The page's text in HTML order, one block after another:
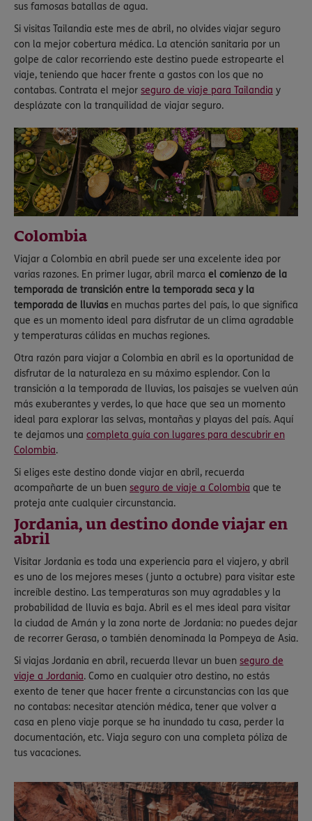
sus famosas batallas de agua.
Si visitas Tailandia este mes de abril, no olvides viajar seguro
con la mejor cobertura médica. La atención sanitaria por un
golpe de calor recorriendo este destino puede estropearte el
viaje, teniendo que hacer frente a gastos con los que no
contabas. Contrata el mejor seguro de viaje para Tailandia y
desplázate con la tranquilidad de viajar seguro.
Colombia
Viajar a Colombia en abril puede ser una excelente idea por
varias razones. En primer lugar, abril marca el comienzo de la
temporada de transición entre la temporada seca y la
temporada de lluviasen muchas partes del país, lo que significa
que es un momento ideal para disfrutar de un clima agradable
y temperaturas cálidas en muchas regiones.
Otra razón para viajar a Colombia en abril es la oportunidad de
disfrutar de la naturaleza en su máximo esplendor. Con la
transición a la temporada de lluvias, los paisajes se vuelven aún
más exuberantes y verdes, lo que hace que sea un momento
ideal para explorar las selvas, montañas y playas del país. Aquí
te dejamos una completa guía con lugares para descubrir en
Colombia.
Si eliges este destino donde viajar en abril, recuerda
acompañarte de un buen seguro de viaje a Colombia que te
proteja ante cualquier circunstancia.
Jordania, un destino donde viajar en
abril
Visitar Jordania es toda una experiencia para el viajero, y abril
es uno de los mejores meses (junto a octubre) para visitar este
increíble destino. Las temperaturas son muy agradables y la
probabilidad de lluvia es baja. Abril es el mes ideal para visitar
la ciudad de Amán y la zona norte de Jordania: no puedes dejar
de recorrer Gerasa, o también denominada la Pompeya de Asia.
Si viajas Jordania en abril, recuerda llevar un buen seguro de
viaje a Jordania. Como en cualquier otro destino, no estás
exento de tener que hacer frente a circunstancias con las que
no contabas: necesitar atención médica, tener que volver a
casa en pleno viaje porque se ha inundado tu casa, perder la
documentación, etc. Viaja seguro con una completa póliza de
tus vacaciones.